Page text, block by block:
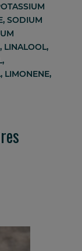
SODIUM
LINALOOL,
LIMONENE,